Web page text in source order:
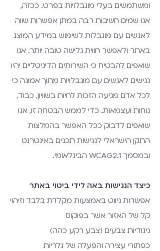
ומשתמשים בעלי מוגבלויות בפרט. ככזה,
אנו שמים חשיבות רבה במתן אפשרות שווה
לאנשים עם מוגבלות לשימוש במידע המוצג
באתר ולאפשר חווית גלישה טובה יותר. אנו
שואפים להבטיח כי השירותים הדיגיטליים יהיו
נגישים לאנשים עם מוגבלויות מתוך אמונה כי
לכל אדם מגיעה הזכות לחיות בשוויון, כבוד,
נוחות ועצמאות. כדי לממש הבטחה זו, אנו
שואפים לדבוק ככל האפשר בהמלצות
התקן הישראלי לנגישות תכנים באינטרנט
ובמסמך WCAG2.1 הבינלאומי.
כיצד הנגישות באה לידי ביטוי באתר
אפשרות ניווט באמצעות מקלדת בלבד וזיהוי
קל של האזור אשר בפוקוס
ניגודיות צבעים (צבע רקע כהה)
כפתורי עצירה והפעלה של גלריות